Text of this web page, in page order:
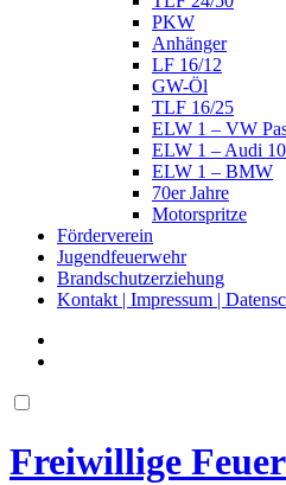
PKW
Anhänger
LF 16/12
GW-Öl
TLF 16/25
ELW 1 – VW
ELW 1 – Audi
ELW 1 – BMW
70er Jahre
Motorspritze
Förderverein
Jugendfeuerwehr
Brandschutzerziehung
Kontakt | Impressum |
Freiwillige